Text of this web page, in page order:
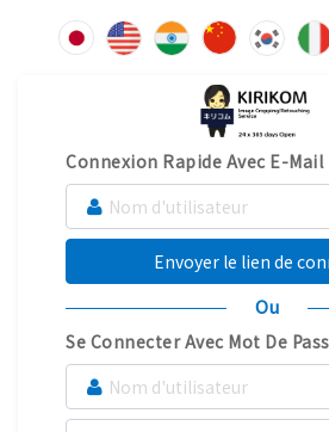
Connexion Rapide Avec E-
Envoyer le lien de
Ou
Se Connecter Avec Mot De